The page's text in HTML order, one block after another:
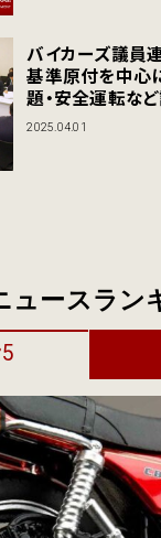
バイカーズ議員
基準原付を中心
題・安全運転な
2025.04.01
ュースラン
5